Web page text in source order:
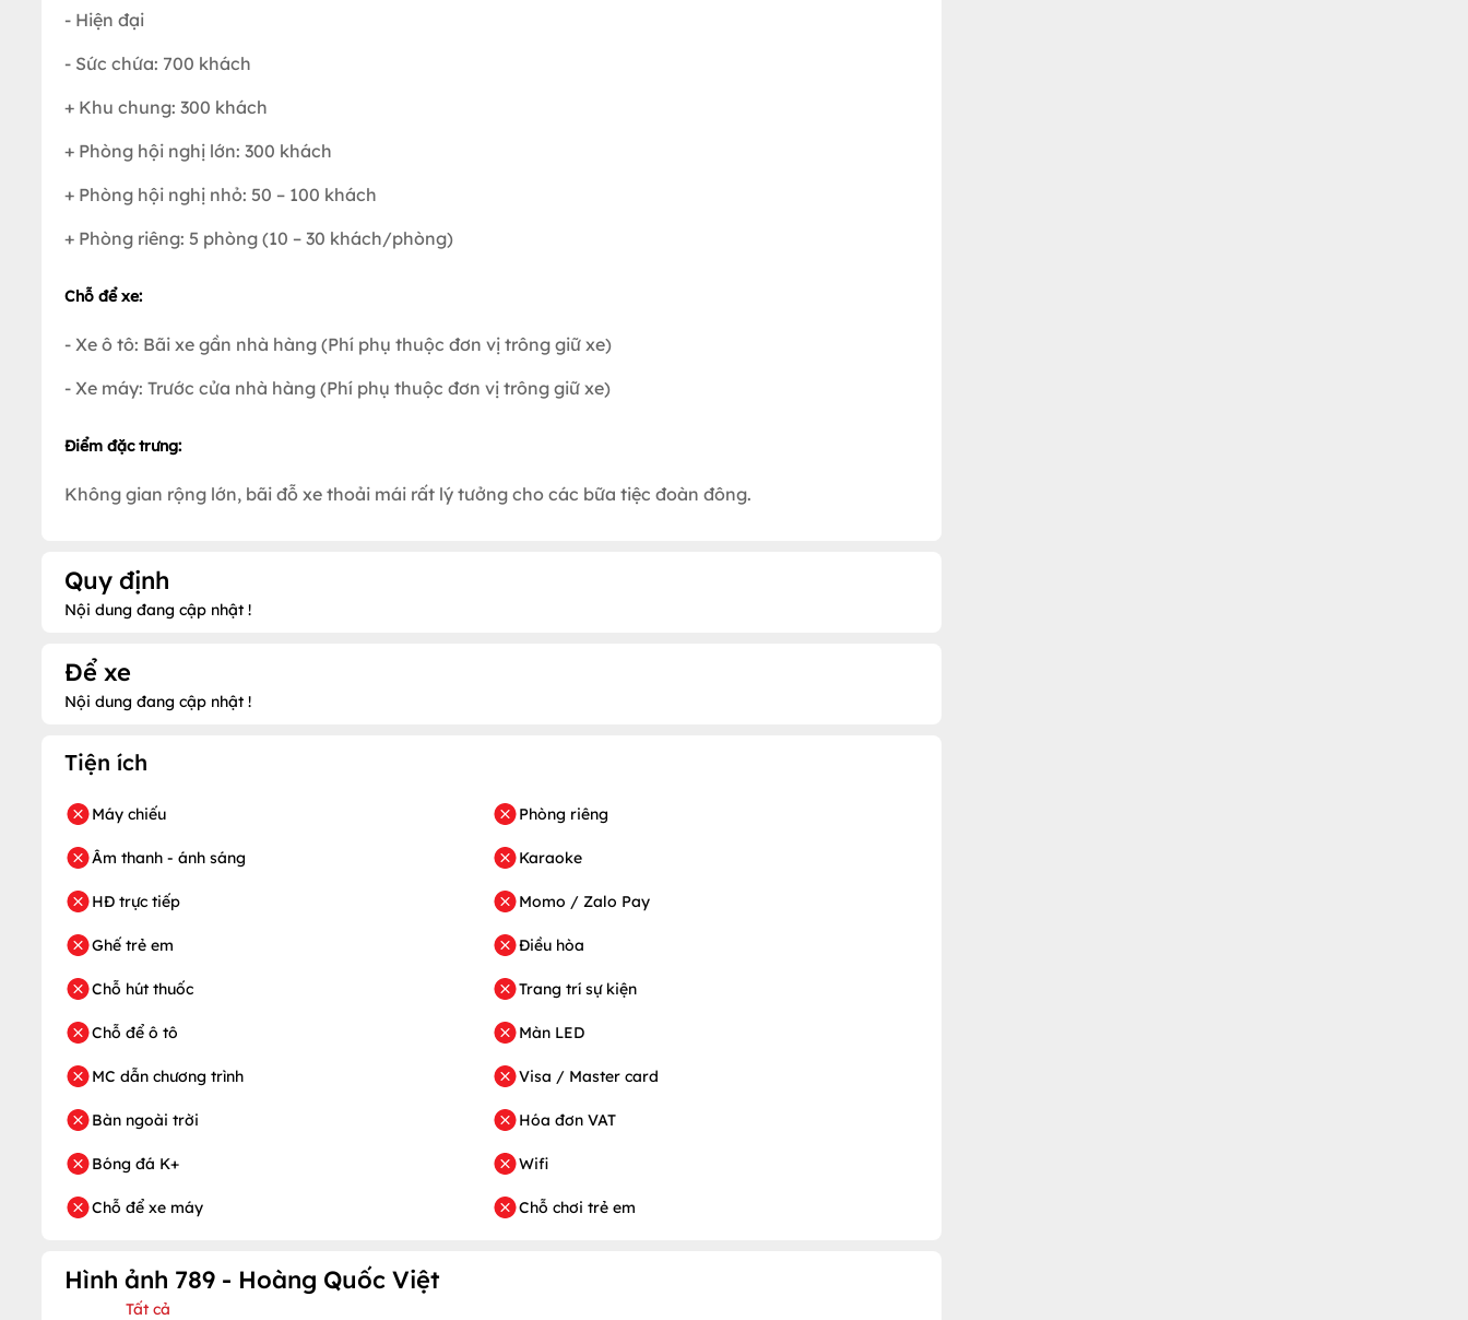
- Hiện đại
- Sức chứa: 700 khách
+ Khu chung: 300 khách
+ Phòng hội nghị lớn: 300 khách
+ Phòng hội nghị nhỏ: 50 – 100 khách
+ Phòng riêng: 5 phòng (10 – 30 khách/phòng)
Chỗ để xe:
- Xe ô tô: Bãi xe gần nhà hàng (Phí phụ thuộc đơn vị trông giữ xe)
- Xe máy: Trước cửa nhà hàng (Phí phụ thuộc đơn vị trông giữ xe)
Điểm đặc trưng:
Không gian rộng lớn, bãi đỗ xe thoải mái rất lý tưởng cho các bữa tiệc đoàn đông.
Quy định
Nội dung đang cập nhật !
Để xe
Nội dung đang cập nhật !
Tiện ích
Máy chiếu
Âm thanh - ánh sáng
HĐ trực tiếp
Ghế trẻ em
Chỗ hút thuốc
Chỗ để ô tô
MC dẫn chương trình
Bàn ngoài trời
Bóng đá K+
Chỗ để xe máy
Phòng riêng
Karaoke
Momo / Zalo Pay
Điều hòa
Trang trí sự kiện
Màn LED
Visa / Master card
Hóa đơn VAT
Wifi
Chỗ chơi trẻ em
Hình ảnh 789 - Hoàng Quốc Việt
Tất cả